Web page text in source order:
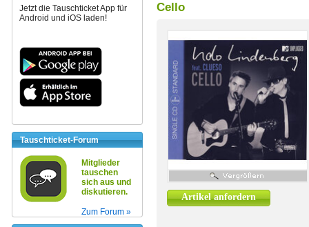
Jetzt die Tauschticket App für
Android und iOS laden!
Tauschticket-Forum
Mitglieder
tauschen
sich aus und
diskutieren.
Zum Forum »
Cello
Artikel anfordern